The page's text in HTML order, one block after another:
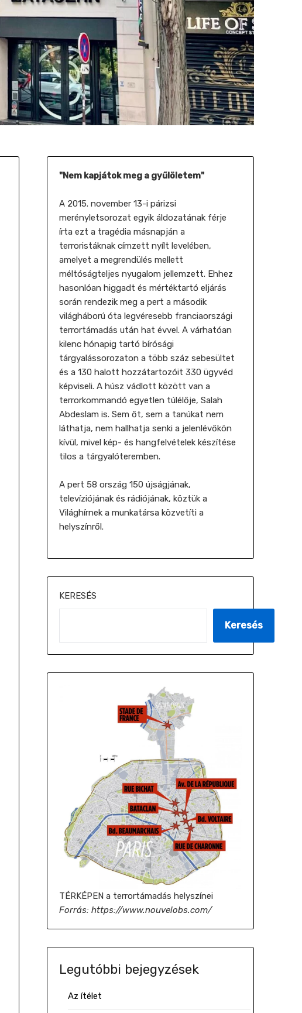
"Nem kapjátok meg a gyűlöletem"
A 2015. november 13-i párizsi
merényletsorozat egyik áldozatának férje
írta ezt a tragédia másnapján a
terroristáknak címzett nyílt levelében,
amelyet a megrendülés mellett
méltóságteljes nyugalom jellemzett. Ehhez
hasonlóan higgadt és mértéktartó eljárás
során rendezik meg a pert a második
világháború óta legvéresebb franciaországi
terrortámadás után hat évvel. A várhatóan
kilenc hónapig tartó bírósági
tárgyalássorozaton a több száz sebesültet
és a 130 halott hozzátartozóit 330 ügyvéd
képviseli. A húsz vádlott között van a
terrorkommandó egyetlen túlélője, Salah
Abdeslam is. Sem őt, sem a tanúkat nem
láthatja, nem hallhatja senki a jelenlévőkön
kívül, mivel kép- és hangfelvételek készítése
tilos a tárgyalóteremben.
A pert 58 ország 150 újságjának,
televíziójának és rádiójának, köztük a
Világhírnek a munkatársa közvetíti a
helyszínről.
KERESÉS
Keresés
TÉRKÉPEN a terrortámadás helyszínei
Forrás: https://www.nouvelobs.com/
Legutóbbi bejegyzések
Az ítélet